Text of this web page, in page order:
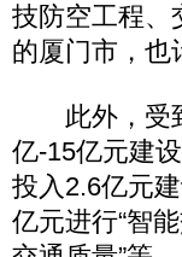
技防空工程、
的厦门市，也
此外，受到
亿-15亿元建
投入2.6亿元
亿元进行“智